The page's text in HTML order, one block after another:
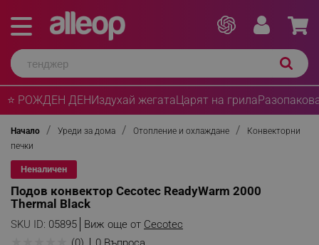
⭐ РОЖДЕН ДЕНИздухай жегатаЦарят на грила
Начало Уреди за дома Отопление и охлаждане
Конвекторни
печки
Неналичен
Подов конвектор Cecotec ReadyWarm 2000
Thermal Black
SKU ID: 05895 Виж още от Cecotec